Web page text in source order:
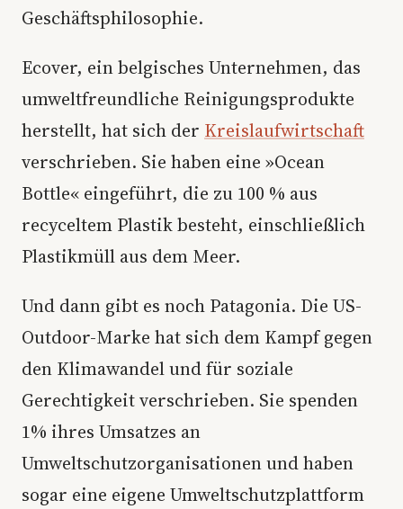
Geschäftsphilosophie.
Ecover, ein belgisches Unternehmen, das
umweltfreundliche Reinigungsprodukte
herstellt, hat sich der Kreislaufwirtschaft
verschrieben. Sie haben eine »Ocean
Bottle« eingeführt, die zu 100 % aus
recyceltem Plastik besteht, einschließlich
Plastikmüll aus dem Meer.
Und dann gibt es noch Patagonia. Die US-
Outdoor-Marke hat sich dem Kampf gegen
den Klimawandel und für soziale
Gerechtigkeit verschrieben. Sie spenden
1% ihres Umsatzes an
Umweltschutzorganisationen und haben
sogar eine eigene Umweltschutzplattform